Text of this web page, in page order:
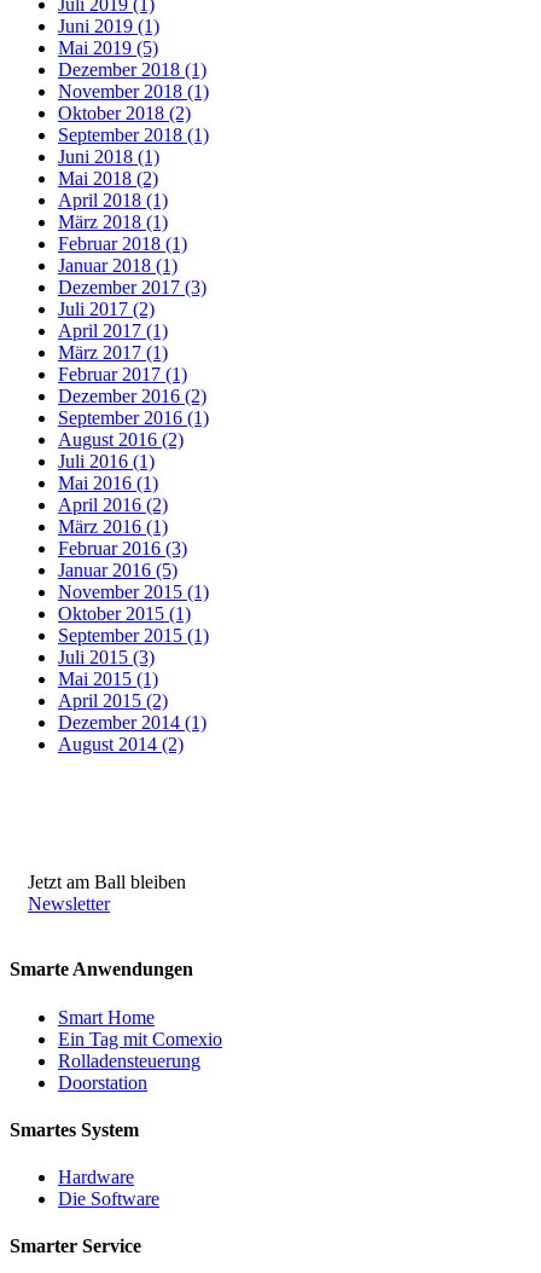
Juli 2019 (1)
Juni 2019 (1)
Mai 2019 (5)
Dezember 2018 (1)
November 2018 (1)
Oktober 2018 (2)
September 2018 (1)
Juni 2018 (1)
Mai 2018 (2)
April 2018 (1)
März 2018 (1)
Februar 2018 (1)
Januar 2018 (1)
Dezember 2017 (3)
Juli 2017 (2)
April 2017 (1)
März 2017 (1)
Februar 2017 (1)
Dezember 2016 (2)
September 2016 (1)
August 2016 (2)
Juli 2016 (1)
Mai 2016 (1)
April 2016 (2)
März 2016 (1)
Februar 2016 (3)
Januar 2016 (5)
November 2015 (1)
Oktober 2015 (1)
September 2015 (1)
Juli 2015 (3)
Mai 2015 (1)
April 2015 (2)
Dezember 2014 (1)
August 2014 (2)
Jetzt am Ball bleiben
Newsletter
Smarte Anwendungen
Smart Home
Ein Tag mit Comexio
Rolladensteuerung
Doorstation
Smartes System
Hardware
Die Software
Smarter Service